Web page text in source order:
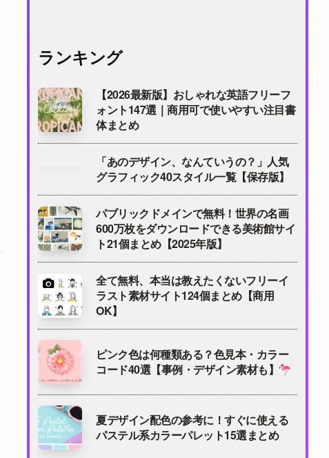
ランキング
【2026最新版】おしゃれな英語フリーフ
ォント147選｜商用可で使いやすい注目書
体まとめ
「あのデザイン、なんていうの？」人気
グラフィック40スタイル一覧【保存版】
パブリックドメインで無料！世界の名画
600万枚をダウンロードできる美術館サイ
ト21個まとめ【2025年版】
全て無料、本当は教えたくないフリーイ
ラスト素材サイト124個まとめ【商用
OK】
ピンク色は何種類ある？色見本・カラー
コード40選【事例・デザイン素材も】
夏デザイン配色の参考に！すぐに使える
パステル系カラーパレット15選まとめ